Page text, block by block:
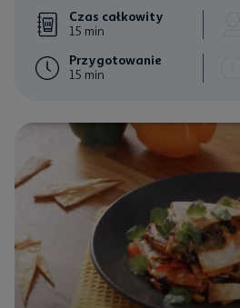
Czas całkowity
15 min
Przygotowanie
15 min